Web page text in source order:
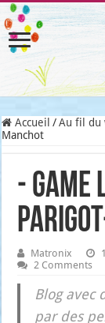
Accueil / Au fil du
Manchot
-
Matronix
2 Comments
Blog avec
par des